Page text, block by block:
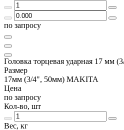
по запросу
Головка торцевая ударная 17 мм
Размер
17мм (3/4", 50мм) MAKITA
Цена
по запросу
Кол-во, шт
Вес, кг